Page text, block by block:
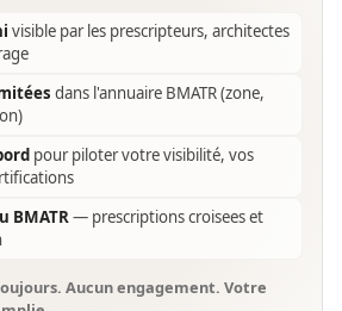
visible par les prescripteurs, architectes
dans l'annuaire BMATR (zone,
pour piloter votre visibilité, vos
BMATR— prescriptions croisees et
Aucun engagement. Votre